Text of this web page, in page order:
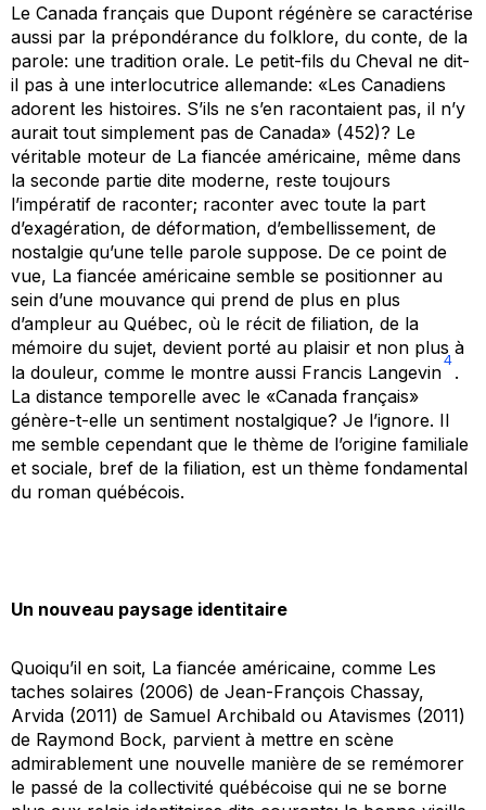
Le Canada français que Dupont régénère se caractérise
aussi par la prépondérance du folklore, du conte, de la
parole: une tradition orale. Le petit-fils du Cheval ne dit-
il pas à une interlocutrice allemande: «Les Canadiens
adorent les histoires. S’ils ne s’en racontaient pas, il n’y
aurait tout simplement pas de Canada» (452)? Le
véritable moteur de La fiancée américaine, même dans
la seconde partie dite moderne, reste toujours
l’impératif de raconter; raconter avec toute la part
d’exagération, de déformation, d’embellissement, de
nostalgie qu’une telle parole suppose. De ce point de
vue, La fiancée américaine semble se positionner au
sein d’une mouvance qui prend de plus en plus
d’ampleur au Québec, où le récit de filiation, de la
mémoire du sujet, devient porté au plaisir et non plus à
la douleur, comme le montre aussi Francis Langevin
4
.
La distance temporelle avec le «Canada français»
génère-t-elle un sentiment nostalgique? Je l’ignore. Il
me semble cependant que le thème de l’origine familiale
et sociale, bref de la filiation, est un thème fondamental
du roman québécois.
Un nouveau paysage identitaire
Quoiqu’il en soit, La fiancée américaine, comme Les
taches solaires (2006) de Jean-François Chassay,
Arvida (2011) de Samuel Archibald ou Atavismes (2011)
de Raymond Bock, parvient à mettre en scène
admirablement une nouvelle manière de se remémorer
le passé de la collectivité québécoise qui ne se borne